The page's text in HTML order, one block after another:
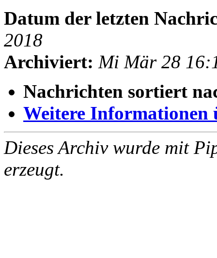
Datum der letzten
2018
Archiviert: Mi Mär 28
Nachrichten sortiert
Weitere Informationen
Dieses Archiv wurde mit
erzeugt.